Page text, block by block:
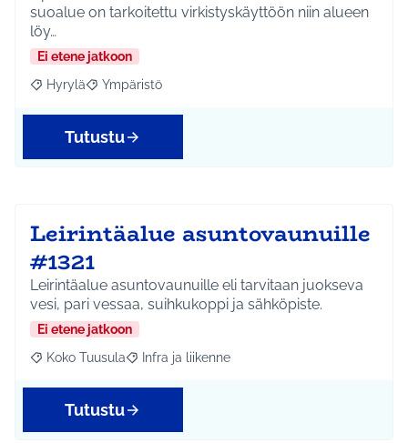
suoalue on tarkoitettu virkistyskäyttöön niin alueen
löy…
Ei etene jatkoon
Rajaa tulokset aihepiirin mukaan: Hyrylä
Hyrylä Rajaa tulokset teeman mukaan: Ympäristö
Ympäristö
Tutustu
Leirintäalue asuntovaunuille
#1321
Leirintäalue asuntovaunuille eli tarvitaan juokseva
vesi, pari vessaa, suihkukoppi ja sähköpiste.
Ei etene jatkoon
Rajaa tulokset aihepiirin mukaan: Koko Tuusula
Koko Tuusula Rajaa tulokset teeman mukaan: Infra ja liikenne
Infra ja liikenne
Tutustu